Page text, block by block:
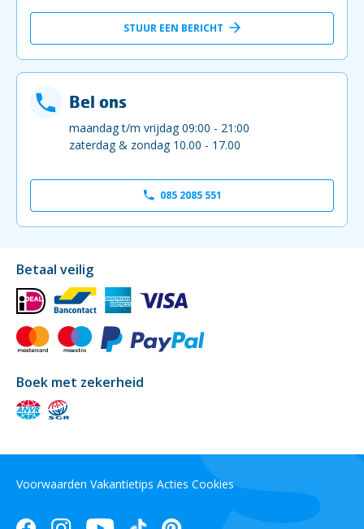
STUUR EEN BERICHT
Bel ons
maandag t/m vrijdag 09:00 - 21:00
zaterdag & zondag 10.00 - 17.00
085 2085 551
Betaal veilig
Boek met zekerheid
Voorwaarden Vakantietips Acties Cookies